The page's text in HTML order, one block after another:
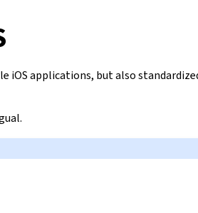
iOS applications, but also